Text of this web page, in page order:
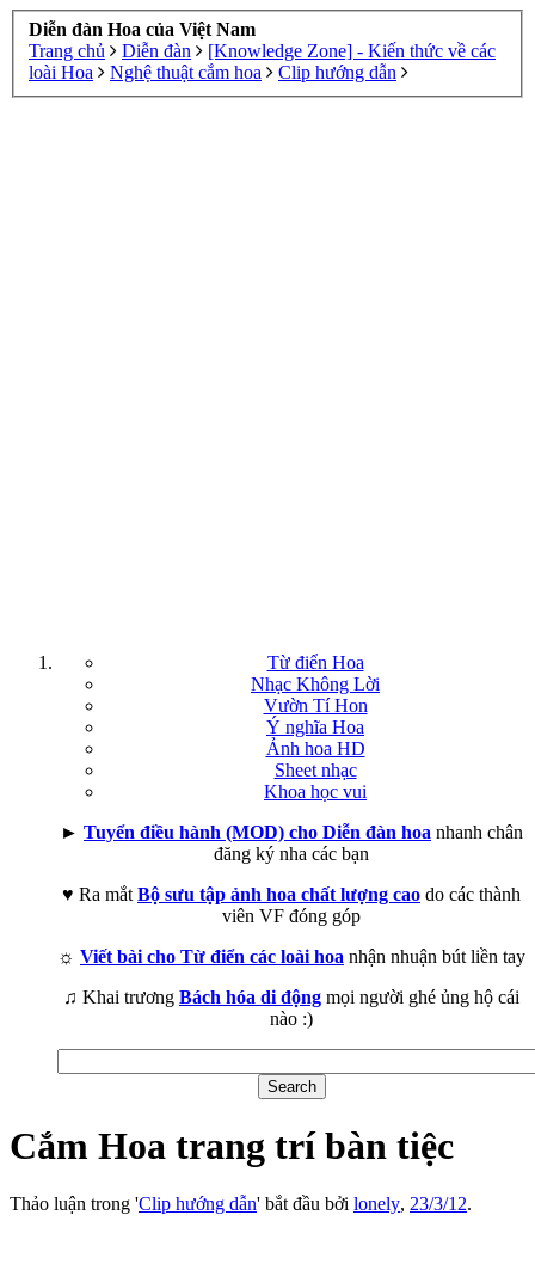
Diễn đàn Hoa của Việt Nam
Trang chủ
Diễn đàn
[Knowledge Zone] - Kiến thức về các
loài Hoa
Nghệ thuật cắm hoa Clip hướng dẫn
Từ điển Hoa
Nhạc Không Lời
Vườn Tí Hon
Ý nghĩa Hoa
Ảnh hoa HD
Sheet nhạc
Khoa học vui
► Tuyển điều hành (MOD) cho Diễn đàn hoa nhanh chân
đăng ký nha các bạn
♥ Ra mắt Bộ sưu tập ảnh hoa chất lượng cao do các thành
viên VF đóng góp
☼ Viết bài cho Từ điển các loài hoa nhận nhuận bút liền tay
♫ Khai trương Bách hóa di động mọi người ghé ủng hộ cái
nào :)
Cắm Hoa trang trí bàn tiệc
Thảo luận trong 'Clip hướng dẫn' bắt đầu bởi lonely, 23/3/12.